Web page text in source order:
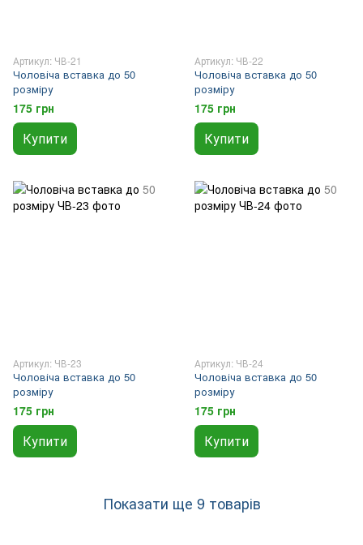
Артикул: ЧВ-21
Чоловіча вставка до 50
розміру
175 грн
Купити
Артикул: ЧВ-22
Чоловіча вставка до 50
розміру
175 грн
Купити
Артикул: ЧВ-23
Чоловіча вставка до 50
розміру
175 грн
Купити
Артикул: ЧВ-24
Чоловіча вставка до 50
розміру
175 грн
Купити
Показати ще 9 товарів